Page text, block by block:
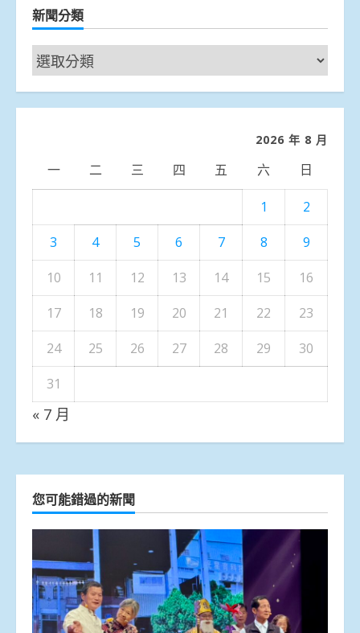
新聞分類
新
聞
分
2026 年 8 月
一 二 三 四 五 六 日
1
2
3
4 5 6 7 8
9
10
11 12 13 14 15
16
17
18 19 20 21 22
23
24
25 26 27 28 29
30
31
« 7 月
您可能錯過的新聞